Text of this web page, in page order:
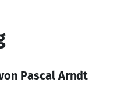
Pascal Arndt